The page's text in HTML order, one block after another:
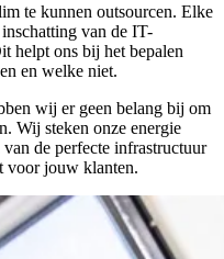
te kunnen outsourcen. Elke
van de IT-
helpt ons bij het bepalen
en welke niet.
wij er geen belang bij om
Wij steken onze energie
de perfecte infrastructuur
voor jouw klanten.